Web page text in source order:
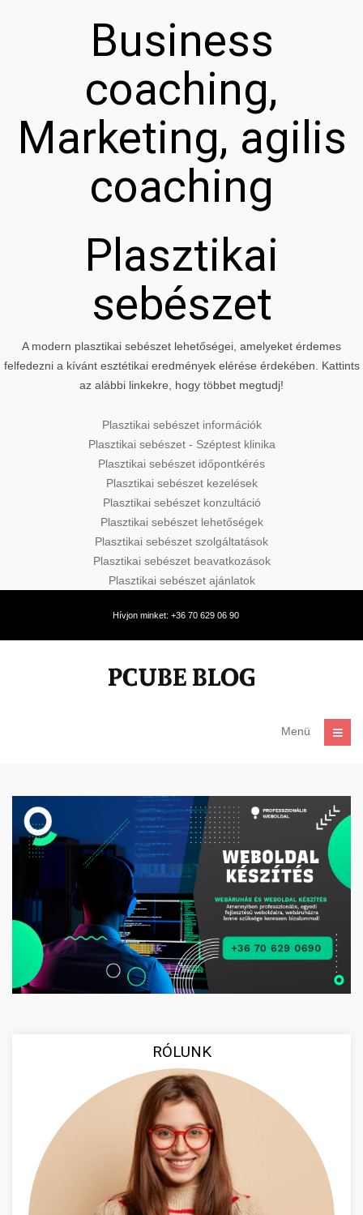
Business
coaching,
Marketing, agilis
coaching
Plasztikai
sebészet
A modern plasztikai sebészet lehetőségei, amelyeket érdemes
felfedezni a kívánt esztétikai eredmények elérése érdekében. Kattints
az alábbi linkekre, hogy többet megtudj!
Plasztikai sebészet információk
Plasztikai sebészet - Széptest klinika
Plasztikai sebészet időpontkérés
Plasztikai sebészet kezelések
Plasztikai sebészet konzultáció
Plasztikai sebészet lehetőségek
Plasztikai sebészet szolgáltatások
Plasztikai sebészet beavatkozások
Plasztikai sebészet ajánlatok
Hívjon minket: +36 70 629 06 90
Menü
RÓLUNK